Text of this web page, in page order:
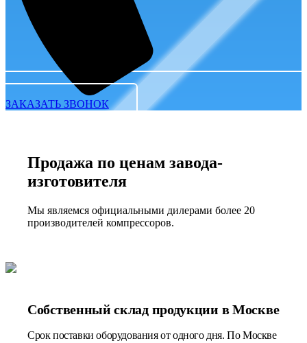
ЗАКАЗАТЬ ЗВОНОК
Продажа по ценам завода-
изготовителя
Мы являемся официальными дилерами более 20
производителей компрессоров.
Собственный склад продукции в Москве
Срок поставки оборудования от одного дня. По Москве